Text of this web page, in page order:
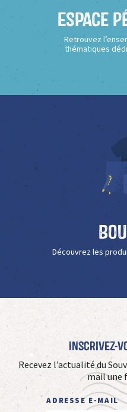
Espace
Retrouvez
thématiques
Découvrez les
Inscrivez-
Recevez l’actualité du
mail une
ADRESSE E-MAIL